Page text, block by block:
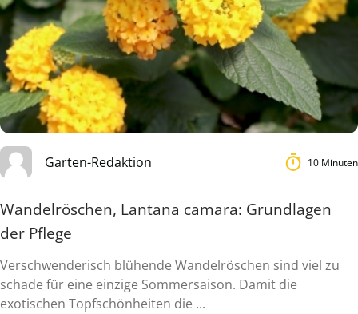
Garten-Redaktion 10 Minuten
Wandelröschen, Lantana camara: Grundlagen
der Pflege
Verschwenderisch blühende Wandelröschen sind viel zu
schade für eine einzige Sommersaison. Damit die
exotischen Topfschönheiten die ...